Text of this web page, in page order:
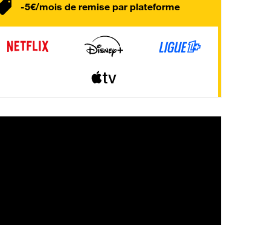
-5€/mois de remise par plateforme